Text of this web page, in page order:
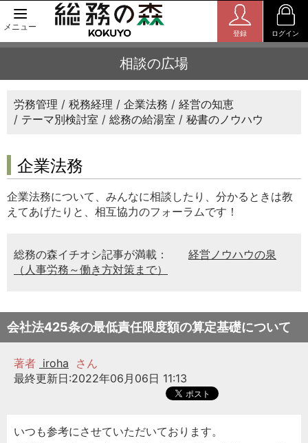
メニュー
登録 ログイン
相談の広場
労務管理 税務経理 企業法務
経営の知恵
テーマ別検討室
総務の給湯室 秘書のノウハウ
企業法務
企業法務について、みんなに相談したり、分かるときは教
えてあげたりと、相互協力のフォーラムです！
総務の森イチオシ記事が満載：
経営ノウハウの泉
（人事労務～働き方対策まで）
会社法425条の最低責任限度額の算定基礎について
著者 iroha
さん
最終更新日:2022年06月06日 11:13
いつも参考にさせていただいております。